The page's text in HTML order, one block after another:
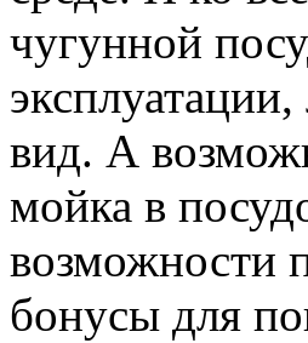
чугунной
вид. А
мойка в
возможности
бонусы для